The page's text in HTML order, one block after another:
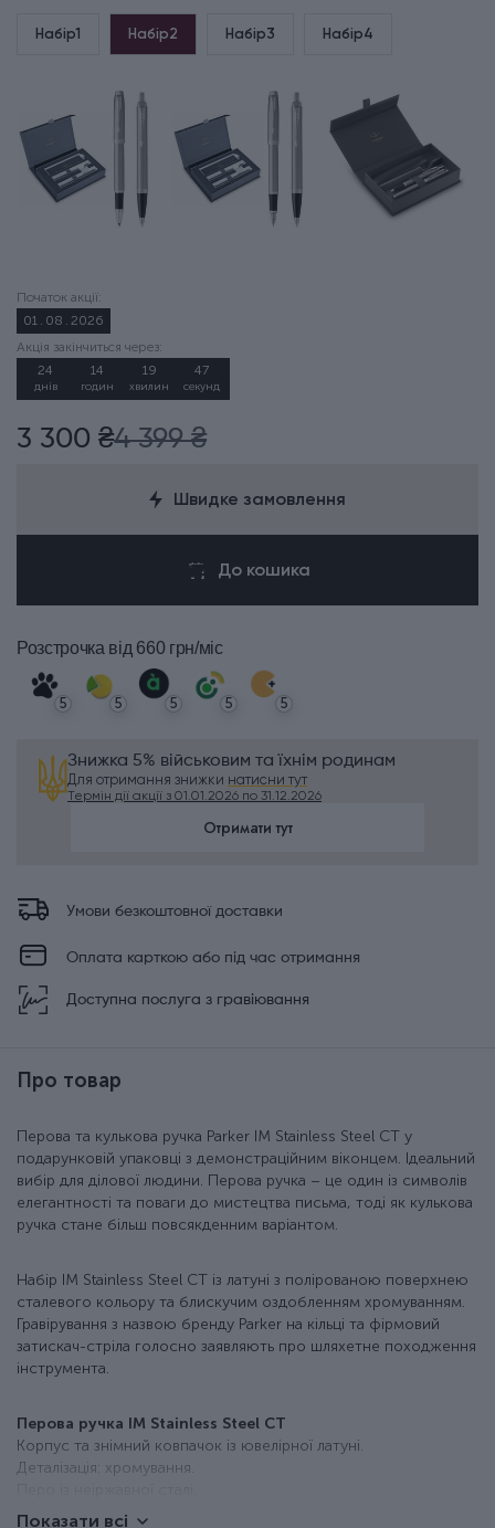
Набір1 Набір2 Набір3 Набір4
Початок акції:
01 . 08 . 2026
Акція закінчиться через:
24
днів
14
годин
19
хвилин
46
секунд
3 300 ₴4 399 ₴
Швидке замовлення
До кошика
Розстрочка від 660 грн/міс
5 5 5 5 5
Знижка 5% військовим та їхнім родинам
Для отримання знижки натисни тут
Термін дії акції з 01.01.2026 по 31.12.2026
Отримати тут
Умови безкоштовної доставки
Оплата карткою або під час отримання
Доступна послуга з гравіювання
Про товар
Перова та кулькова ручка Parker IM Stainless Steel CT у
подарунковій упаковці з демонстраційним віконцем. Ідеальний
вибір для ділової людини. Перова ручка – це один із символів
елегантності та поваги до мистецтва письма, тоді як кулькова
ручка стане більш повсякденним варіантом.
Набір IM Stainless Steel CT із латуні з полірованою поверхнею
сталевого кольору та блискучим оздобленням хромуванням.
Гравірування з назвою бренду Parker на кільці та фірмовий
затискач-стріла голосно заявляють про шляхетне походження
інструмента.
Перова ручка IM Stainless Steel CT
Корпус та знімний ковпачок із ювелірної латуні.
Деталізація: хромування.
Чорна глянцева зона тримання з міцного пластику.
Показати всі